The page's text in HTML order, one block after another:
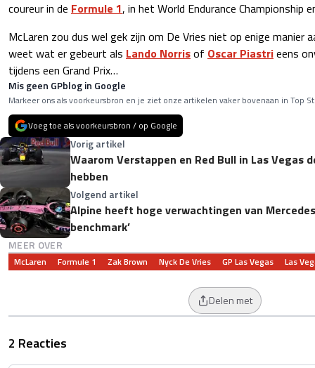
coureur in de Formule 1, in het World Endurance Championship
McLaren zou dus wel gek zijn om De Vries niet op enige manier
weet wat er gebeurt als Lando Norrisof Oscar Piastrieens
tijdens een Grand Prix…
Mis geen GPblog in Google
Markeer ons als voorkeursbron en je ziet onze artikelen vaker bovenaan in Top
Voeg toe als voorkeursbron / op Google
Vorig artikel
Waarom Verstappen en Red Bull in Las Vegas
hebben
Volgend artikel
Alpine heeft hoge verwachtingen van
benchmark’
MEER OVER
McLaren Formule 1 Zak Brown Nyck De Vries GP Las Vegas Las
Delen met
2 Reacties